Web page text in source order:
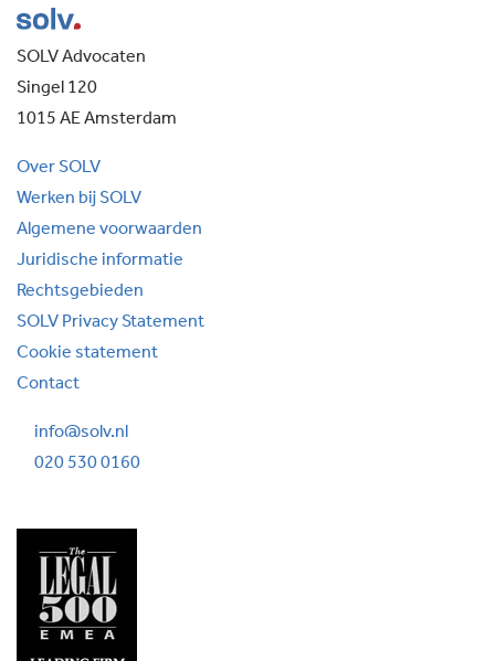
SOLV Advocaten
Singel 120
1015 AE Amsterdam
Over SOLV
Werken bij SOLV
Algemene voorwaarden
Juridische informatie
Rechtsgebieden
SOLV Privacy Statement
Cookie statement
Contact
info@solv.nl
020 530 0160